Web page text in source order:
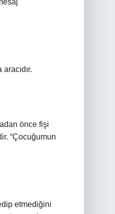
önce fişi
“Çocuğumun
etmediğini